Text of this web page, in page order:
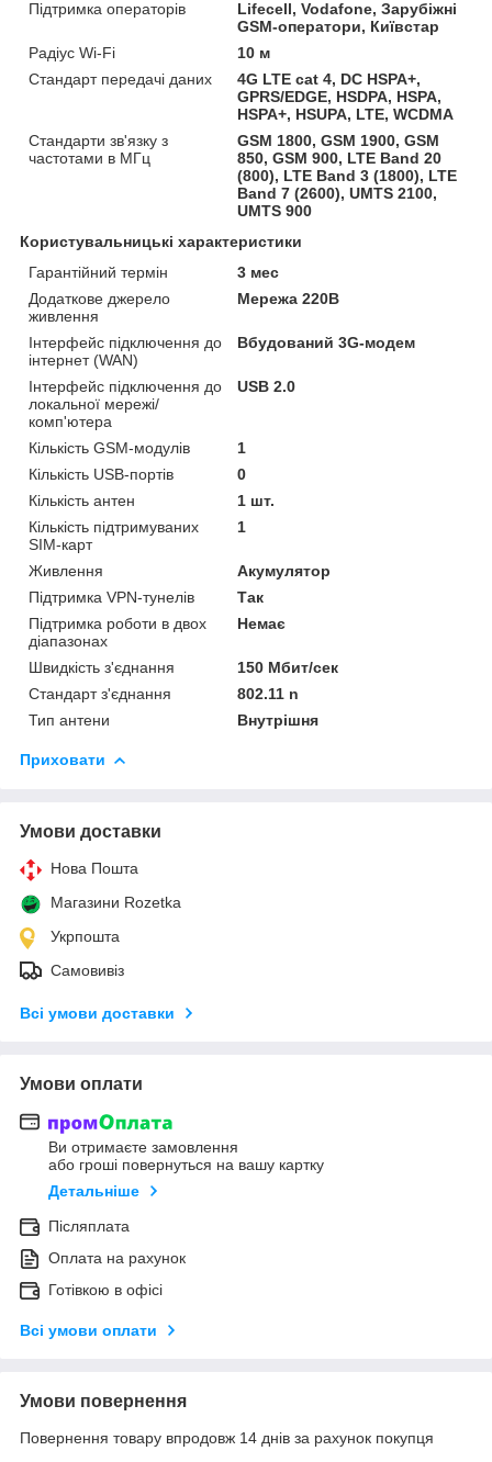
Підтримка операторів
Lifecell, Vodafone, Зарубіжні
GSM-оператори, Київстар
Радіус Wi-Fi
10 м
Стандарт передачі даних
4G LTE cat 4, DC HSPA+,
GPRS/EDGE, HSDPA, HSPA,
HSPA+, HSUPA, LTE, WCDMA
Стандарти зв'язку з
частотами в МГц
GSM 1800, GSM 1900, GSM
850, GSM 900, LTE Band 20
(800), LTE Band 3 (1800), LTE
Band 7 (2600), UMTS 2100,
UMTS 900
Користувальницькі характеристики
Гарантійний термін
3 мес
Додаткове джерело
живлення
Мережа 220В
Інтерфейс підключення до
інтернет (WAN)
Вбудований 3G-модем
Інтерфейс підключення до
локальної мережі/
комп'ютера
USB 2.0
Кількість GSM-модулів
1
Кількість USB-портів
0
Кількість антен
1 шт.
Кількість підтримуваних
SIM-карт
1
Живлення
Акумулятор
Підтримка VPN-тунелів
Так
Підтримка роботи в двох
діапазонах
Немає
Швидкість з'єднання
150 Мбит/сек
Стандарт з'єднання
802.11 n
Тип антени
Внутрішня
Приховати
Умови доставки
Нова Пошта
Магазини Rozetka
Укрпошта
Самовивіз
Всі умови доставки
Умови оплати
Ви отримаєте замовлення
або гроші повернуться на вашу картку
Детальніше
Післяплата
Оплата на рахунок
Готівкою в офісі
Всі умови оплати
Умови повернення
Повернення товару впродовж 14 днів за рахунок покупця